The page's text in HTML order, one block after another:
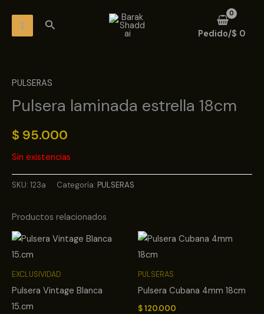
contenidoMENU
Buscar
Pedido/$ 0
PULSERAS
Pulsera laminada estrella 18cm
$ 95.000
Sin existencias
SKU: 123a Categoría: PULSERAS
Productos relacionados
EXCLUSIVIDAD
Pulsera Vintage Blanca
15.cm
PULSERAS
Pulsera Cubana 4mm 18cm
$120.000